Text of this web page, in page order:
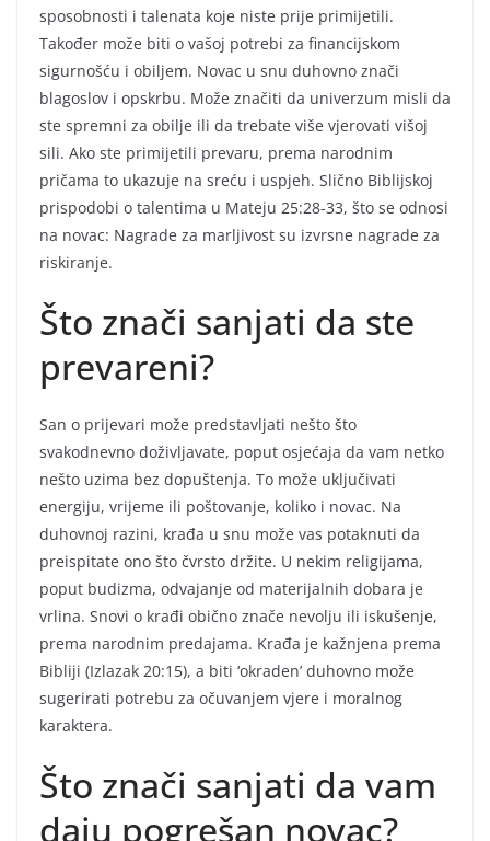
sposobnosti i talenata koje niste prije primijetili.
Također može biti o vašoj potrebi za financijskom
sigurnošću i obiljem. Novac u snu duhovno znači
blagoslov i opskrbu. Može značiti da univerzum misli da
ste spremni za obilje ili da trebate više vjerovati višoj
sili. Ako ste primijetili prevaru, prema narodnim
pričama to ukazuje na sreću i uspjeh. Slično Biblijskoj
prispodobi o talentima u Mateju 25:28-33, što se odnosi
na novac: Nagrade za marljivost su izvrsne nagrade za
riskiranje.
Što znači sanjati da ste
prevareni?
San o prijevari može predstavljati nešto što
svakodnevno doživljavate, poput osjećaja da vam netko
nešto uzima bez dopuštenja. To može uključivati
energiju, vrijeme ili poštovanje, koliko i novac. Na
duhovnoj razini, krađa u snu može vas potaknuti da
preispitate ono što čvrsto držite. U nekim religijama,
poput budizma, odvajanje od materijalnih dobara je
vrlina. Snovi o krađi obično znače nevolju ili iskušenje,
prema narodnim predajama. Krađa je kažnjena prema
Bibliji (Izlazak 20:15), a biti ‘okraden’ duhovno može
sugerirati potrebu za očuvanjem vjere i moralnog
karaktera.
Što znači sanjati da vam
daju pogrešan novac?